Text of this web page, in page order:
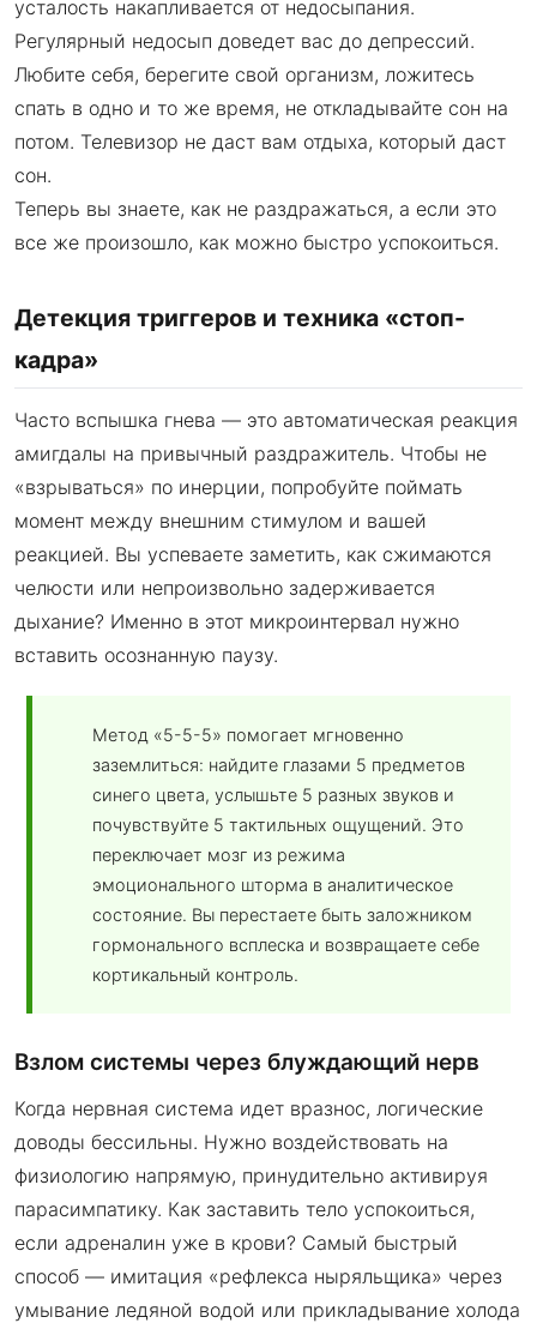
усталость накапливается от недосыпания.
Регулярный недосып доведет вас до депрессий.
Любите себя, берегите свой организм, ложитесь
спать в одно и то же время, не откладывайте сон на
потом. Телевизор не даст вам отдыха, который даст
сон.
Теперь вы знаете, как не раздражаться, а если это
все же произошло, как можно быстро успокоиться.
Детекция триггеров и техника «стоп-
кадра»
Часто вспышка гнева — это автоматическая реакция
амигдалы на привычный раздражитель. Чтобы не
«взрываться» по инерции, попробуйте поймать
момент между внешним стимулом и вашей
реакцией. Вы успеваете заметить, как сжимаются
челюсти или непроизвольно задерживается
дыхание? Именно в этот микроинтервал нужно
вставить осознанную паузу.
Метод «5-5-5» помогает мгновенно
заземлиться: найдите глазами 5 предметов
синего цвета, услышьте 5 разных звуков и
почувствуйте 5 тактильных ощущений. Это
переключает мозг из режима
эмоционального шторма в аналитическое
состояние. Вы перестаете быть заложником
гормонального всплеска и возвращаете себе
кортикальный контроль.
Взлом системы через блуждающий нерв
Когда нервная система идет вразнос, логические
доводы бессильны. Нужно воздействовать на
физиологию напрямую, принудительно активируя
парасимпатику. Как заставить тело успокоиться,
если адреналин уже в крови? Самый быстрый
способ — имитация «рефлекса ныряльщика» через
умывание ледяной водой или прикладывание холода